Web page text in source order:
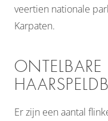
veertien nationale
Karpaten.
ONTELBARE
Er zijn een aantal